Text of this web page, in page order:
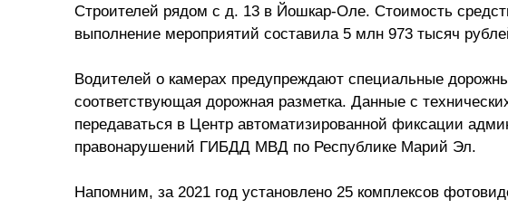
Строителей рядом с д. 13 в Йошкар-Оле. Стоимость
выполнение мероприятий составила 5 млн 973 тысяч
Водителей о камерах предупреждают специальные
соответствующая дорожная разметка. Данные с
передаваться в Центр автоматизированной фиксации
правонарушений ГИБДД МВД по Республике Марий Эл.
Напомним, за 2021 год установлено 25 комплексов